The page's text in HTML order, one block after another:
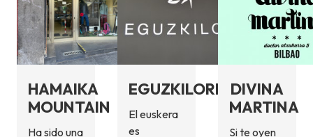
HAMAIKA
MOUNTAIN
Ha sido una
EGUZKILORE
El euskera
es
DIVINA
MARTINA
Si te oyen